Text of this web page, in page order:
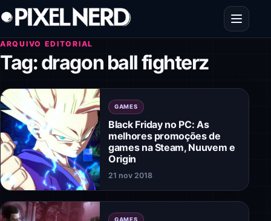
Pular para o conteúdo
Abrir
ARQUIVO EDITORIAL
Tag:dragon ball fighterz
GAMES
Black Friday no PC: As
melhores promoções de
games na Steam, Nuuvem e
Origin
21 nov 2018
GAMES